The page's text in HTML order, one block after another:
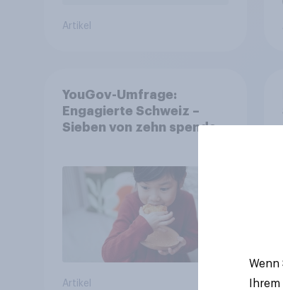
Artikel
YouGov-Umfrage:
Engagierte Schweiz –
Sieben von zehn spenden,
Artikel